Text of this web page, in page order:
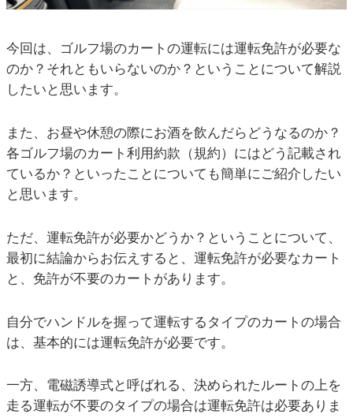
今回は、ゴルフ場のカートの運転には運転免許が必要な
のか？それともいらないのか？ということについて解説
したいと思います。
また、お昼や休憩の際にお酒を飲んだらどうなるのか？
各ゴルフ場のカート利用約款（規約）にはどう記載され
ているか？といったことについても簡単にご紹介したい
と思います。
ただ、運転免許が必要かどうか？ということについて、
最初に結論からお伝えすると、運転免許が必要なカート
と、免許が不要のカートがあります。
自分でハンドルを握って運転するタイプのカートの場合
は、基本的には運転免許が必要です。
一方、電磁誘導式と呼ばれる、決められたルートの上を
走る運転が不要のタイプの場合は運転免許は必要ありま